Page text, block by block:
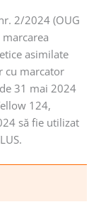
2/2024 (OUG
asimilate
cu marcator
de 31 mai 2024
124,
să fie utilizat